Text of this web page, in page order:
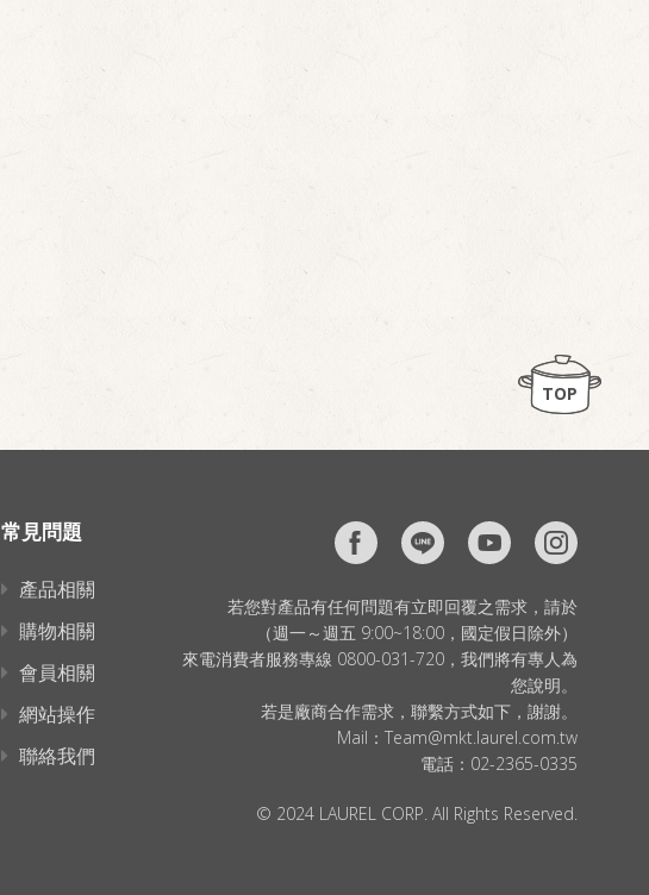
TOP
常見問題
產品相關
購物相關
會員相關
網站操作
聯絡我們
若您對產品有任何問題有立即回覆之需求，請於
（週一～週五 9:00~18:00，國定假日除外）
來電消費者服務專線 0800-031-720，我們將有專人為
您說明。
若是廠商合作需求，聯繫方式如下，謝謝。
Mail： Team@mkt.laurel.com.tw
電話： 02-2365-0335
© 2024 LAUREL CORP. All Rights Reserved.